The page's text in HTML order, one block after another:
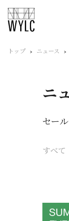
トップ ニュース
ニ
セー
すべて